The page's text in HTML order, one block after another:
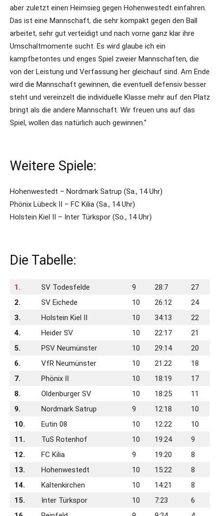
aber zuletzt einen Heimsieg gegen Hohenwestedt einfahren.
Das ist eine Mannschaft, die sehr kompakt gegen den Ball
arbeitet, sehr gut verteidigt und nach vorne ganz klar ihre
Umschaltmomente sucht. Es wird glaube ich ein
kampfbetontes und enges Spiel zweier Mannschaften, die
von der Leistung und Verfassung her gleichauf sind. Am Ende
wird die Mannschaft gewinnen, die eventuell defensiv besser
steht und vereinzelt die individuelle Klasse mehr auf den Platz
bringt als die andere Mannschaft. Wir freuen uns auf das
Spiel, wollen das natürlich auch gewinnen.“
Weitere Spiele:
Hohenwestedt – Nordmark Satrup (Sa., 14 Uhr)
Phönix Lübeck II – FC Kilia (Sa., 14 Uhr)
Holstein Kiel II – Inter Türkspor (So., 14 Uhr)
Die Tabelle:
1. SV Todesfelde 9 28:7
27
2.
SV Eichede 10 26:12
24
3.
Holstein Kiel II 10 34:13
22
4.
Heider SV 10 22:17
21
5.
PSV Neumünster 10 29:14
20
6.
VfR Neumünster 10 21:22
18
7.
Phönix II 10 18:19
17
8.
Oldenburger SV 10 18:25
11
9.
Nordmark Satrup 9 12:18
10
10.
Eutin 08 10 12:22
10
11.
TuS Rotenhof 10 19:24
9
12.
FC Kilia 9 19:20
8
13.
Hohenwestedt 10 15:22
8
14.
Kaltenkirchen 10 14:21
8
15.
Inter Türkspor 10 7:23
6